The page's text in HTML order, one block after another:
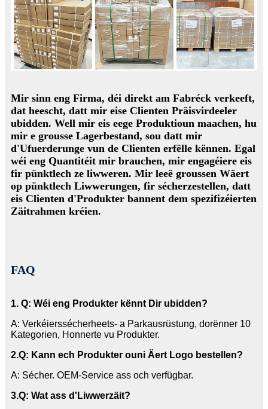
Mir sinn eng Firma, déi direkt am Fabréck verkeeft,
dat heescht, datt mir eise Clienten Präisvirdeeler
ubidden. Well mir eis eege Produktioun maachen, hu
mir e grousse Lagerbestand, sou datt mir
d'Ufuerderunge vun de Clienten erfëlle kënnen. Egal
wéi eng Quantitéit mir brauchen, mir engagéiere eis
fir pünktlech ze liwweren. Mir leeë groussen Wäert
op pünktlech Liwwerungen, fir sécherzestellen, datt
eis Clienten d'Produkter bannent dem spezifizéierten
Zäitrahmen kréien.
FAQ
1. Q: Wéi eng Produkter kënnt Dir ubidden?
A: Verkéierssécherheets- a Parkausrüstung, dorënner 10
Kategorien, Honnerte vu Produkter.
2.Q: Kann ech Produkter ouni Äert Logo bestellen?
A: Sécher. OEM-Service ass och verfügbar.
3.Q: Wat ass d'Liwwerzäit?